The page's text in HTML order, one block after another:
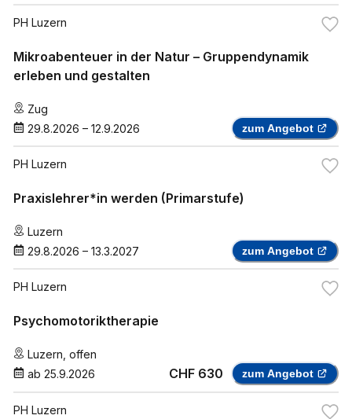
PH Luzern
Mikroabenteuer in der Natur – Gruppendynamik
erleben und gestalten
Zug
29.8.2026 – 12.9.2026 zum Angebot
PH Luzern
Praxislehrer*in werden (Primarstufe)
Luzern
29.8.2026 – 13.3.2027 zum Angebot
PH Luzern
Psychomotoriktherapie
Luzern offen
ab 25.9.2026 CHF 630 zum Angebot
PH Luzern